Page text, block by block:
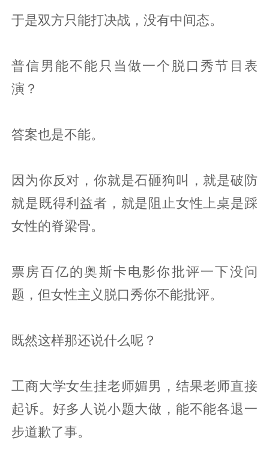
于是双方只能打决战，没有中间态。
普信男能不能只当做一个脱口秀节目表
演？
答案也是不能。
因为你反对，你就是石砸狗叫，就是破防
就是既得利益者，就是阻止女性上桌是踩
女性的脊梁骨。
票房百亿的奥斯卡电影你批评一下没问
题，但女性主义脱口秀你不能批评。
既然这样那还说什么呢？
工商大学女生挂老师媚男，结果老师直接
起诉。好多人说小题大做，能不能各退一
步道歉了事。